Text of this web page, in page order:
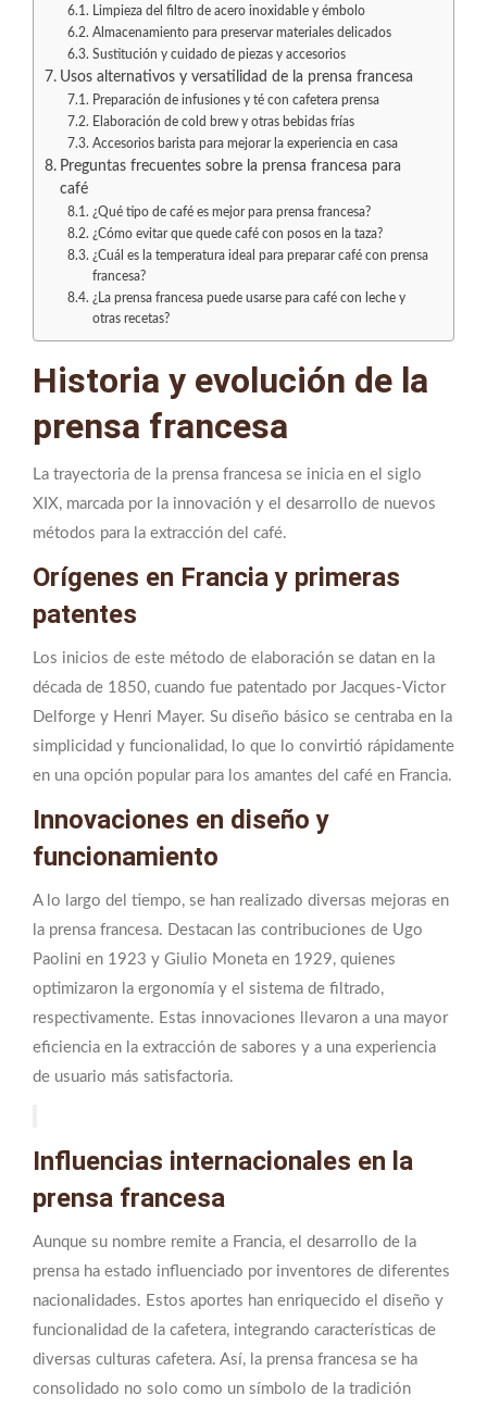
Limpieza del filtro de acero inoxidable y émbolo
Almacenamiento para preservar materiales delicados
Sustitución y cuidado de piezas y accesorios
Usos alternativos y versatilidad de la prensa francesa
Preparación de infusiones y té con cafetera prensa
Elaboración de cold brew y otras bebidas frías
Accesorios barista para mejorar la experiencia en casa
Preguntas frecuentes sobre la prensa francesa para
café
¿Qué tipo de café es mejor para prensa francesa?
¿Cómo evitar que quede café con posos en la taza?
¿Cuál es la temperatura ideal para preparar café con prensa
francesa?
¿La prensa francesa puede usarse para café con leche y
otras recetas?
Historia y evolución de la
prensa francesa
La trayectoria de la prensa francesa se inicia en el siglo
XIX, marcada por la innovación y el desarrollo de nuevos
métodos para la extracción del café.
Orígenes en Francia y primeras
patentes
Los inicios de este método de elaboración se datan en la
década de 1850, cuando fue patentado por Jacques-Victor
Delforge y Henri Mayer. Su diseño básico se centraba en la
simplicidad y funcionalidad, lo que lo convirtió rápidamente
en una opción popular para los amantes del café en Francia.
Innovaciones en diseño y
funcionamiento
A lo largo del tiempo, se han realizado diversas mejoras en
la prensa francesa. Destacan las contribuciones de Ugo
Paolini en 1923 y Giulio Moneta en 1929, quienes
optimizaron la ergonomía y el sistema de filtrado,
respectivamente. Estas innovaciones llevaron a una mayor
eficiencia en la extracción de sabores y a una experiencia
de usuario más satisfactoria.
Influencias internacionales en la
prensa francesa
Aunque su nombre remite a Francia, el desarrollo de la
prensa ha estado influenciado por inventores de diferentes
nacionalidades. Estos aportes han enriquecido el diseño y
funcionalidad de la cafetera, integrando características de
diversas culturas cafetera. Así, la prensa francesa se ha
consolidado no solo como un símbolo de la tradición